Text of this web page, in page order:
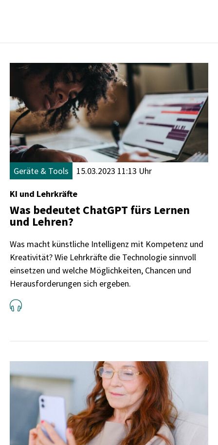
Geräte & Tools 15.03.2023 11:13 Uhr
KI und Lehrkräfte
Was bedeutet ChatGPT fürs Lernen
und Lehren?
Was macht künstliche Intelligenz mit Kompetenz und
Kreativität? Wie Lehrkräfte die Technologie sinnvoll
einsetzen und welche Möglichkeiten, Chancen und
Herausforderungen sich ergeben.